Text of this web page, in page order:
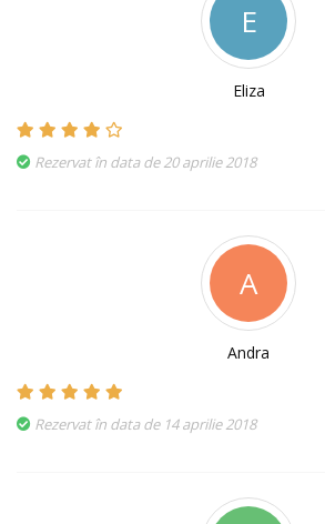
E
Eliza
Rezervat în data de 20 aprilie 2018
A
Andra
Rezervat în data de 14 aprilie 2018